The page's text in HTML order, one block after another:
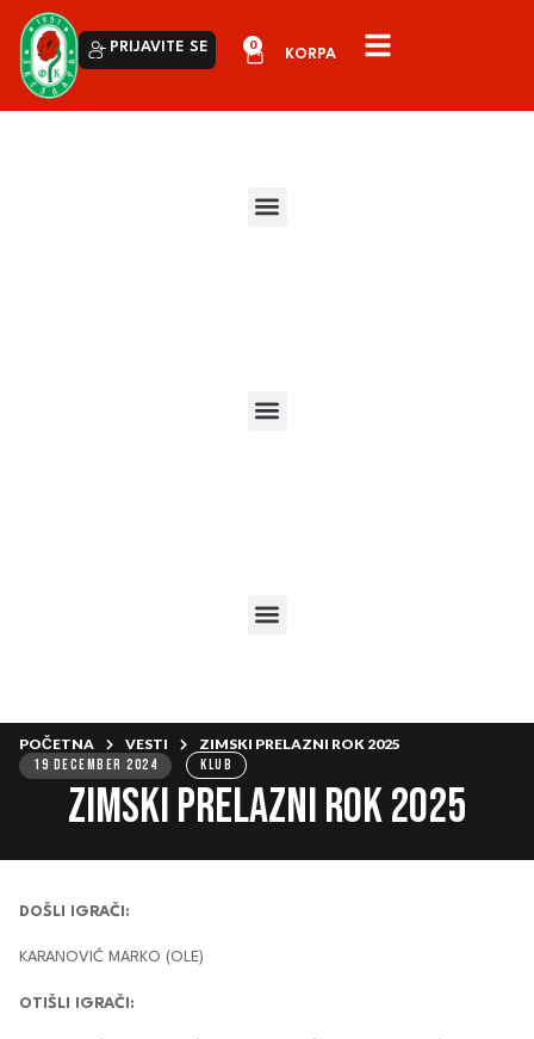
PRIJAVITE SE 0
POČETNA VESTI
ZIMSKI PRELAZNI ROK 2025
19 DECEMBER 2024
KLUB
ZIMSKI PRELAZNI ROK 2025
DOŠLI IGRAČI:
KARANOVIĆ MARKO (OLE)
OTIŠLI IGRAČI: